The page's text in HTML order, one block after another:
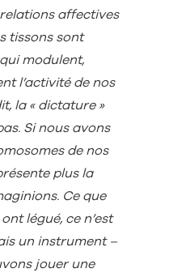
affectives
tissons sont
modulent,
l’activité de nos
la « dictature »
Si nous avons
de nos
plus la
Ce que
légué, ce n’est
un instrument –
jouer une